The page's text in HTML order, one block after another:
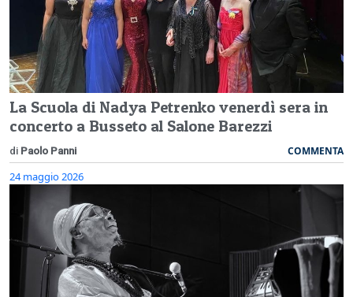
La Scuola di Nadya Petrenko venerdì sera in
concerto a Busseto al Salone Barezzi
di Paolo Panni COMMENTA
24 maggio 2026